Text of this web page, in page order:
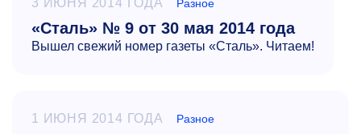
3 ИЮНЯ 2014 ГОДА Разное
«Сталь» № 9 от 30 мая 2014 года
Вышел свежий номер газеты «Сталь». Читаем!
1 ИЮНЯ 2014 ГОДА Разное